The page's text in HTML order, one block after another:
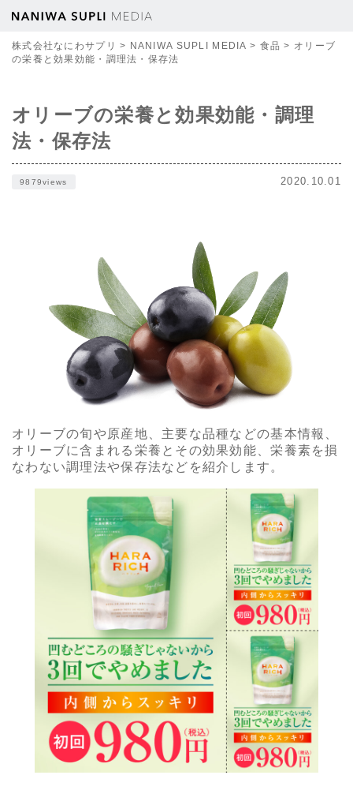
株式会社なにわサプリ > NANIWA SUPLI MEDIA > 食品 > オリーブ
の栄養と効果効能・調理法・保存法
オリーブの栄養と効果効能・調理
法・保存法
9879views 2020.10.01
オリーブの旬や原産地、主要な品種などの基本情報、
オリーブに含まれる栄養とその効果効能、栄養素を損
なわない調理法や保存法などを紹介します。